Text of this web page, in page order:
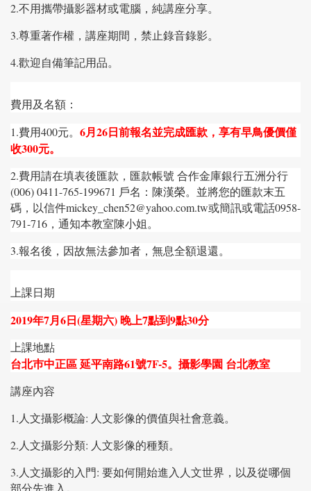
2.不用攜帶攝影器材或電腦，純講座分享。
3.尊重著作權，講座期間，禁止錄音錄影。
4.歡迎自備筆記用品。
費用及名額：
1.費用400元。 6月26日前報名並完成匯款，享有早鳥優價僅
收300元。
2.費用請在填表後匯款，匯款帳號 合作金庫銀行五洲分行
(006) 0411-765-199671 戶名：陳漢榮。並將您的匯款末五
碼，以信件mickey_chen52@yahoo.com.tw或簡訊或電話0958-
791-716 ，通知本教室陳小姐。
3.報名後，因故無法參加者，無息全額退還。
上課日期
2019年7月6日(星期六)晚上7點到9點30分
上課地點
台北巿中正區 延平南路61號7F-5。攝影學園 台北教室
講座內容
1.人文攝影概論: 人文影像的價值與社會意義。
2.人文攝影分類: 人文影像的種類。
3.人文攝影的入門: 要如何開始進入人文世界，以及從哪個
部分先進入。